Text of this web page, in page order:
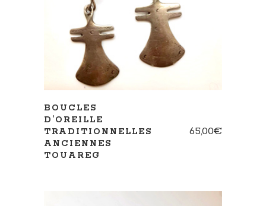
AJOUTER AU PANIER
BOUCLES
D’OREILLE
TRADITIONNELLES
ANCIENNES
TOUAREG
65,00€